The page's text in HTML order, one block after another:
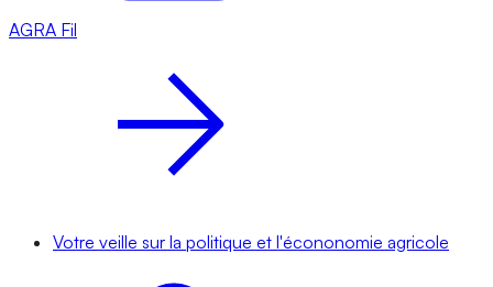
AGRA Fil
Votre veille sur la politique et l'écononomie agricole